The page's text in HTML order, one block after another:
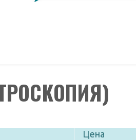
Цена